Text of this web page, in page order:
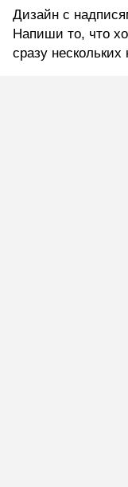
Дизайн с
Напиши то, что
сразу нескольких